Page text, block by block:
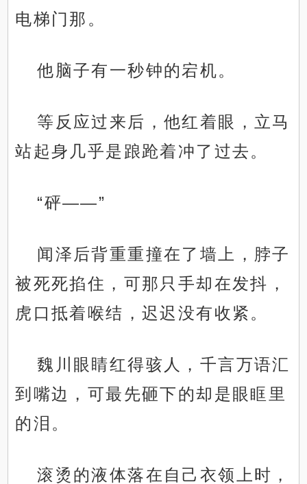
电梯门那。
他脑子有一秒钟的宕机。
等反应过来后，他红着眼，立马
站起身几乎是踉跄着冲了过去。
“砰——”
闻泽后背重重撞在了墙上，脖子
被死死掐住，可那只手却在发抖，
虎口抵着喉结，迟迟没有收紧。
魏川眼睛红得骇人，千言万语汇
到嘴边，可最先砸下的却是眼眶里
的泪。
滚烫的液体落在自己衣领上时，